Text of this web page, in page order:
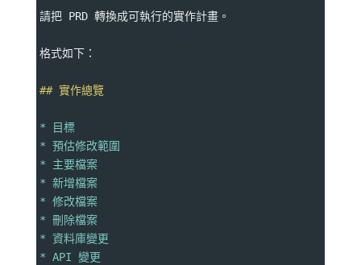
請把 PRD 轉換成可執行的實作計畫。
格式如下：
## 實作總覽
* 目標
* 預估修改範圍
* 主要檔案
* 新增檔案
* 修改檔案
* 刪除檔案
* 資料庫變更
* API 變更